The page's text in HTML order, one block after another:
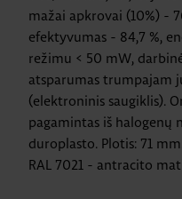
mažai apkrovai (10%) -
efektyvumas - 84,7 %,
režimu < 50 mW,
atsparumas trumpajam
(elektroninis saugiklis).
pagamintas iš halogenų
duroplasto. Plotis: 71
RAL 7021 - antracito